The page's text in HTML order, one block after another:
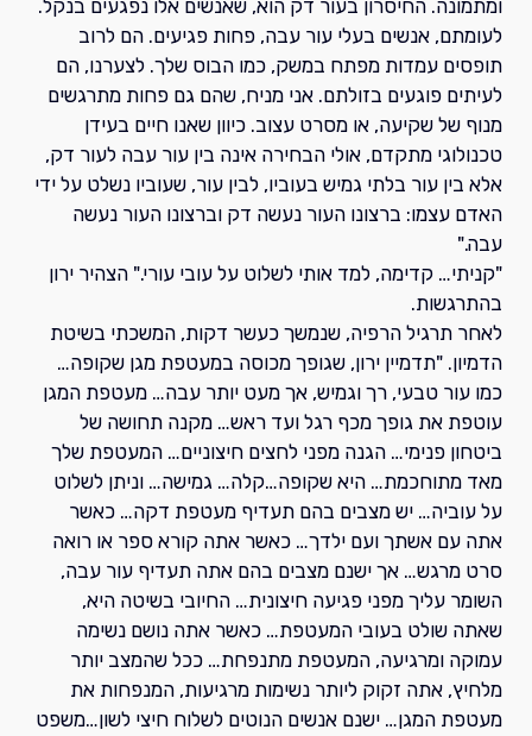
ומתמונה. החיסרון בעור דק הוא, שאנשים אלו נפגעים בנקל.
לעומתם, אנשים בעלי עור עבה, פחות פגיעים. הם לרוב
תופסים עמדות מפתח במשק, כמו הבוס שלך. לצערנו, הם
לעיתים פוגעים בזולתם. אני מניח, שהם גם פחות מתרגשים
מנוף של שקיעה, או מסרט עצוב. כיוון שאנו חיים בעידן
טכנולוגי מתקדם, אולי הבחירה אינה בין עור עבה לעור דק,
אלא בין עור בלתי גמיש בעוביו, לבין עור, שעוביו נשלט על ידי
האדם עצמו: ברצונו העור נעשה דק וברצונו העור נעשה
עבה."
"קניתי… קדימה, למד אותי לשלוט על עובי עורי." הצהיר ירון
בהתרגשות.
לאחר תרגיל הרפיה, שנמשך כעשר דקות, המשכתי בשיטת
הדמיון. "תדמיין ירון, שגופך מכוסה במעטפת מגן שקופה…
כמו עור טבעי, רך וגמיש, אך מעט יותר עבה… מעטפת המגן
עוטפת את גופך מכף רגל ועד ראש… מקנה תחושה של
ביטחון פנימי… הגנה מפני לחצים חיצוניים… המעטפת שלך
מאד מתוחכמת… היא שקופה…קלה… גמישה… וניתן לשלוט
על עוביה… יש מצבים בהם תעדיף מעטפת דקה… כאשר
אתה עם אשתך ועם ילדך… כאשר אתה קורא ספר או רואה
סרט מרגש… אך ישנם מצבים בהם אתה תעדיף עור עבה,
השומר עליך מפני פגיעה חיצונית… החיובי בשיטה היא,
שאתה שולט בעובי המעטפת… כאשר אתה נושם נשימה
עמוקה ומרגיעה, המעטפת מתנפחת… ככל שהמצב יותר
מלחיץ, אתה זקוק ליותר נשימות מרגיעות, המנפחות את
מעטפת המגן… ישנם אנשים הנוטים לשלוח חיצי לשון…משפט